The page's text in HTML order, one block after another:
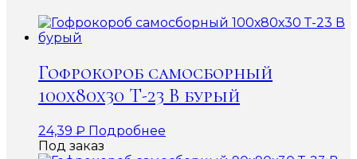
Гофрокороб самосборный
100х80х30 Т-23 В бурый
24,39 ₽ Подробнее
Под заказ